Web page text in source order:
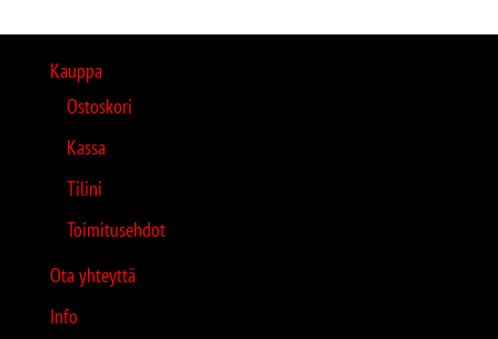
Kauppa
Ostoskori
Kassa
Tilini
Toimitusehdot
Ota yhteyttä
Info